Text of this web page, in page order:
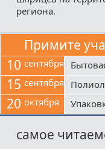
региона.
Примите
10 сентября
15 сентября
20 октября
самое